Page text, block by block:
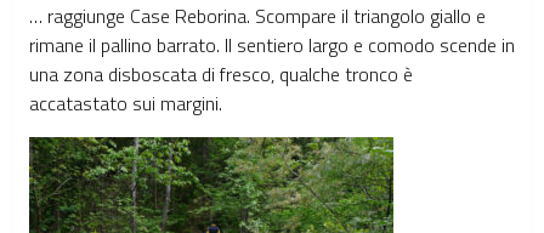
… raggiunge Case Reborina. Scompare il triangolo giallo e
rimane il pallino barrato. Il sentiero largo e comodo scende in
una zona disboscata di fresco, qualche tronco è
accatastato sui margini.